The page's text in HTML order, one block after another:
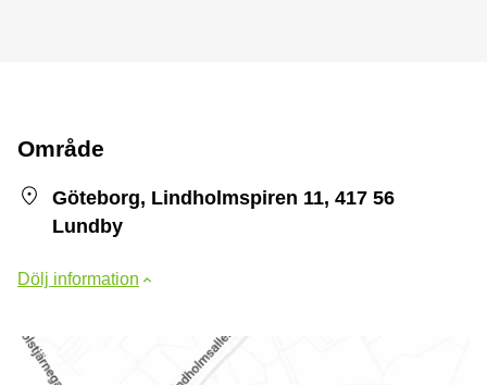
Område
Göteborg, Lindholmspiren 11, 417 56
Lundby
Dölj information